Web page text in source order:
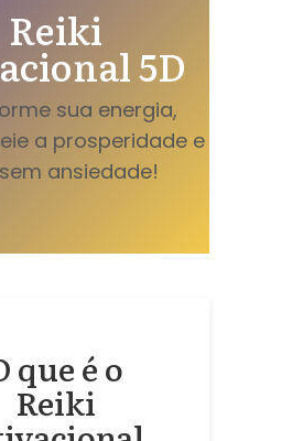
Reiki
5D
sua energia,
a prosperidade e
ansiedade!
que é o
Reiki